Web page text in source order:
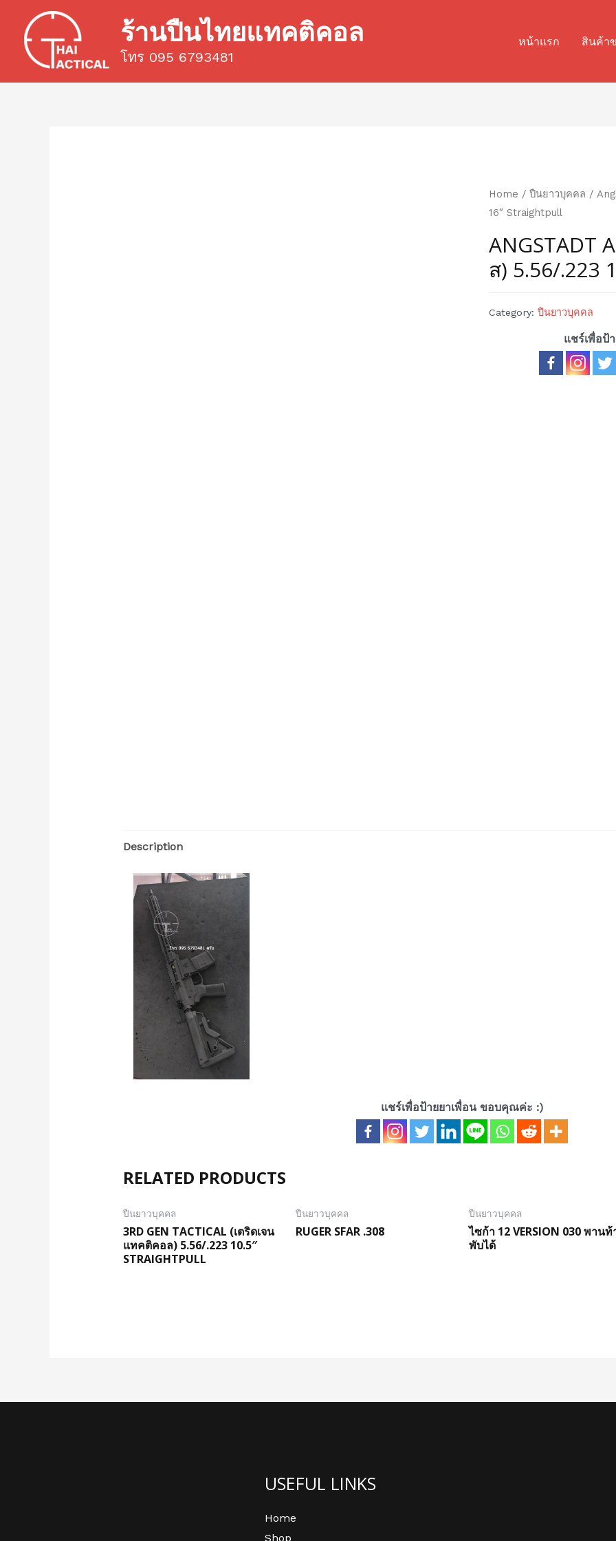
content
ร้านปืนไทยแทคติคอล
โทร 095 6793481
หน้าแรก สินค้า
Home /ปืนยาวบุคคล /
16″ Straightpull
ANGSTADT
ส) 5.56/.223
Category:ปืนยาวบุคคล
แชร์เพื่อป้
Description
แชร์เพื่อป้ายยาเพื่อน ขอบคุณค่ะ :)
RELATED PRODUCTS
ปืนยาวบุคคล
3RD GEN TACTICAL (เตริดเจน
แทคติคอล) 5.56/.223 10.5″
STRAIGHTPULL
ปืนยาวบุคคล
RUGER SFAR .308
ปืนยาวบุคคล
ไซก้า 12 VERSION 030 พานท้
พับได้
USEFUL LINKS
Home
Shop